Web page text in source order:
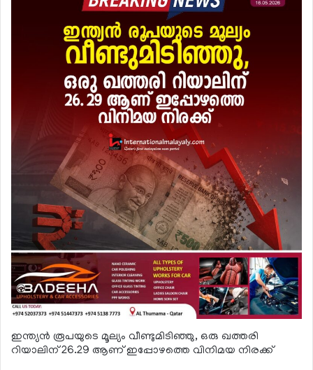
ഇന്ത്യന്‍ രൂപയുടെ മൂല്യം വീണ്ടുമിടിഞ്ഞു, ഒരു ഖത്തരി
റിയാലിന് 26.29 ആണ് ഇപ്പോഴത്തെ വിനിമയ നിരക്ക്